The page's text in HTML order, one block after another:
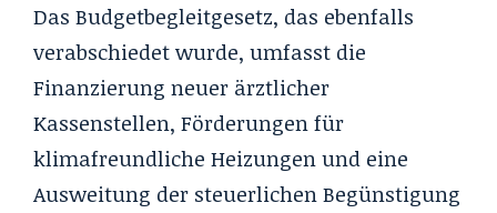
Das Budgetbegleitgesetz, das ebenfalls
verabschiedet wurde, umfasst die
Finanzierung neuer ärztlicher
Kassenstellen, Förderungen für
klimafreundliche Heizungen und eine
Ausweitung der steuerlichen Begünstigung